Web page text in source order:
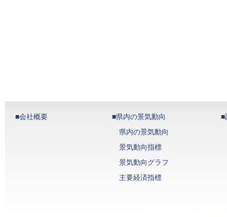
■会社概要
■県内の景気動向
県内の景気動向
景気動向指標
景気動向グラフ
主要経済指標
■